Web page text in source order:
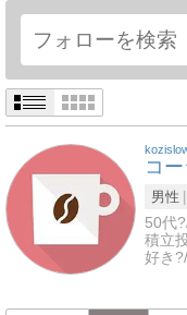
コ
男性
50代
積立
好き